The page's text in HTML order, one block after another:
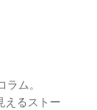
ム。
えるストー